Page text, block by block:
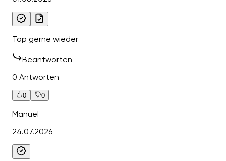
Top gerne wieder
Beantworten
0 Antworten
0 0
Manuel
24.07.2026